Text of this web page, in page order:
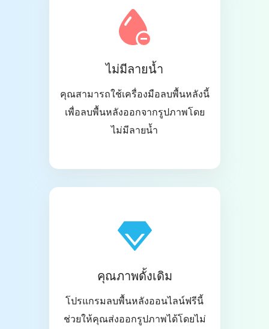
ไม่มีลายน้ำ
คุณสามารถใช้เครื่องมือลบพื้นหลังนี้
เพื่อลบพื้นหลังออกจากรูปภาพโดย
ไม่มีลายน้ำ
คุณภาพดั้งเดิม
โปรแกรมลบพื้นหลังออนไลน์ฟรีนี้
ช่วยให้คุณส่งออกรูปภาพได้โดยไม่